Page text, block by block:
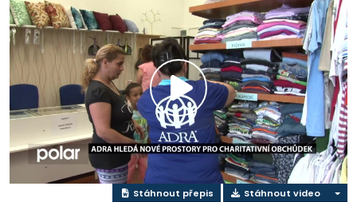
Přehrát
video
Stáhnout přepis Stáhnout video